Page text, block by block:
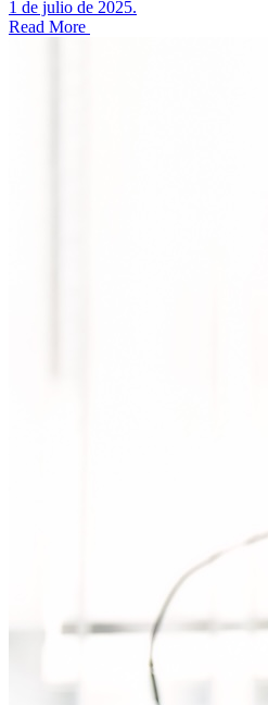
1 de julio de 2025.
Read More